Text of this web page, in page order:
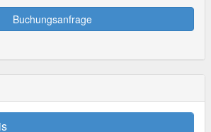
Buchungsanfrage